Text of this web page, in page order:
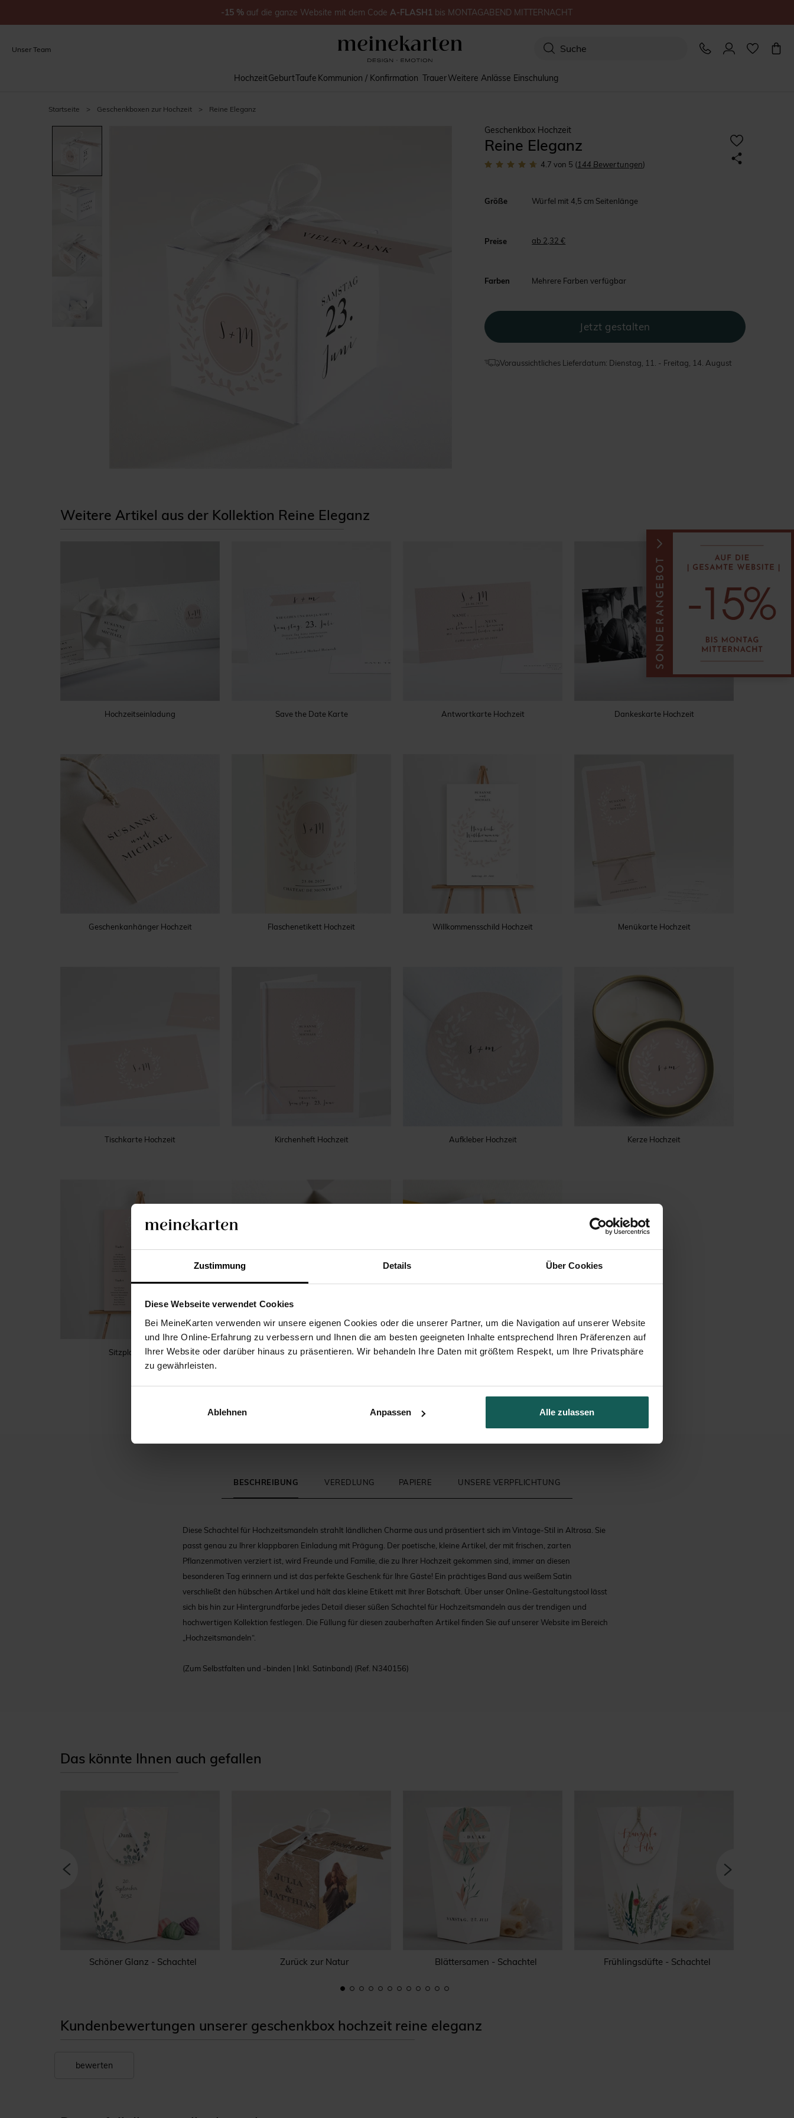
Zustimmung Details Über Cookies
Diese Webseite verwendet Cookies
Bei MeineKarten verwenden wir unsere eigenen Cookies oder die unserer Partner, um die Navigation auf unserer Website
und Ihre Online-Erfahrung zu verbessern und Ihnen die am besten geeigneten Inhalte entsprechend Ihren Präferenzen auf
Ihrer Website oder darüber hinaus zu präsentieren. Wir behandeln Ihre Daten mit größtem Respekt, um Ihre Privatsphäre
zu gewährleisten.
Ablehnen Anpassen Alle zulassen
Unser Team
HochzeitGeburtTaufe Kommunion / Konfirmation TrauerWeitere Anlässe Einschulung
Startseite > Geschenkboxen zur Hochzeit > Reine Eleganz
Geschenkbox Hochzeit
Reine Eleganz
4.7 von 5 (144 Bewertungen)
Größe Würfel mit 4,5 cm Seitenlänge
Preise ab 2,32 €
Farben Mehrere Farben verfügbar
Voraussichtliches Lieferdatum: Dienstag, 11. - Freitag, 14. August
Weitere Artikel aus der Kollektion Reine Eleganz
Hochzeitseinladung Save the Date Karte Antwortkarte Hochzeit Dankeskarte Hochzeit
Geschenkanhänger Hochzeit Flaschenetikett Hochzeit Willkommensschild Hochzeit Menükarte Hochzeit
Tischkarte Hochzeit Kirchenheft Hochzeit Aufkleber Hochzeit Kerze Hochzeit
Sitzplan Hochzeit Zuckermandeln Briefumschlag
BESCHREIBUNG VEREDLUNG PAPIERE UNSERE VERPFLICHTUNG
Diese Schachtel für Hochzeitsmandeln strahlt ländlichen Charme aus und präsentiert sich im Vintage-Stil in Altrosa. Sie
passt genau zu Ihrer klappbaren Einladung mit Prägung. Der poetische, kleine Artikel, der mit frischen, zarten
Pflanzenmotiven verziert ist, wird Freunde und Familie, die zu Ihrer Hochzeit gekommen sind, immer an diesen
besonderen Tag erinnern und ist das perfekte Geschenk für Ihre Gäste! Ein prächtiges Band aus weißem Satin
verschließt den hübschen Artikel und hält das kleine Etikett mit Ihrer Botschaft. Über unser Online-Gestaltungstool lässt
sich bis hin zur Hintergrundfarbe jedes Detail dieser süßen Schachtel für Hochzeitsmandeln aus der trendigen und
hochwertigen Kollektion festlegen. Die Füllung für diesen zauberhaften Artikel finden Sie auf unserer Website im Bereich
„Hochzeitsmandeln“.
(Zum Selbstfalten und -binden | Inkl. Satinband) (Ref. N340156)
Das könnte Ihnen auch gefallen
Schöner Glanz - Schachtel Zurück zur Natur Blättersamen - Schachtel Frühlingsdüfte - Schachtel
Kundenbewertungen unserer geschenkbox hochzeit reine eleganz
bewerten
-15 % auf die ganze Website mit dem Code A-FLASH1 bis MONTAGABEND MITTERNACHT